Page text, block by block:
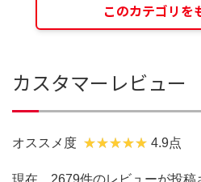
このカテゴリを
カスタマーレビュー
オススメ度 4.9点
現在、2679件のレビューが投稿